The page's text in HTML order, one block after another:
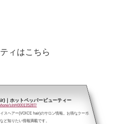
ィはこちら
｜ホットペッパービューティー
slnH000135287/
スヘアー(VOICE hair)のサロン情報。お得なクーポ
ど知りたい情報満載です。